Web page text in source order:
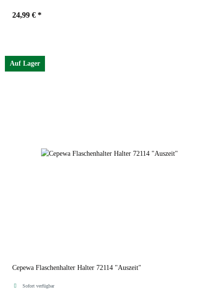
24,99 € *
Auf Lager
Cepewa Flaschenhalter Halter 72114 "Auszeit"
Sofort verfügbar